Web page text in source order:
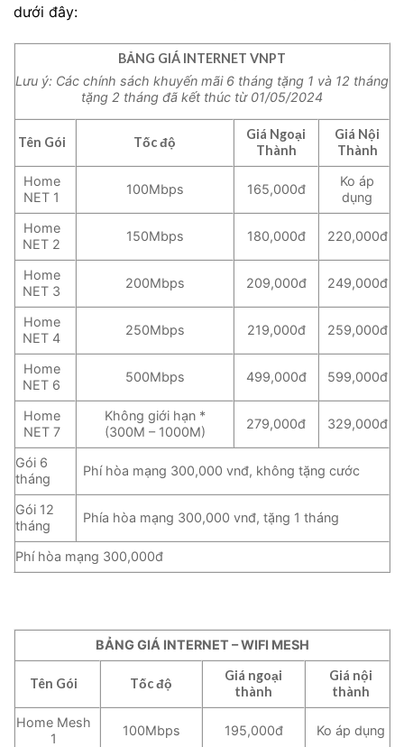
dưới đây:
BẢNG GIÁ INTERNET VNPT
Lưu ý: Các chính sách khuyến mãi 6 tháng tặng 1 và 12 tháng
tặng 2 tháng đã kết thúc từ 01/05/2024
Tên Gói Tốc độ
Giá Ngoại
Thành
Giá Nội
Thành
Home
NET 1
100Mbps 165,000đ
Ko áp
dụng
Home
NET 2
150Mbps 180,000đ 220,000đ
Home
NET 3
200Mbps 209,000đ 249,000đ
Home
NET 4
250Mbps 219,000đ 259,000đ
Home
NET 6
500Mbps 499,000đ 599,000đ
Home
NET 7
Không giới hạn *
(300M – 1000M)
279,000đ 329,000đ
Gói 6
tháng
Phí hòa mạng 300,000 vnđ, không tặng cước
Gói 12
tháng
Phía hòa mạng 300,000 vnđ, tặng 1 tháng
Phí hòa mạng 300,000đ
BẢNG GIÁ INTERNET – WIFI MESH
Tên Gói Tốc độ
Giá ngoại
thành
Giá nội
thành
Home Mesh
1
100Mbps 195,000đ Ko áp dụng